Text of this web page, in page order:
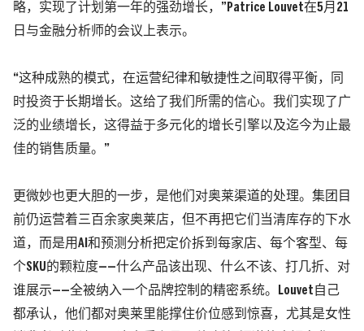
略，实现了计划第一年的强劲增长，”Patrice Louvet在5月21
日与金融分析师的会议上表示。
“这种成熟的模式，在运营纪律和敏捷性之间取得平衡，同
时投资于长期增长。这给了我们所需的信心。我们实现了广
泛的业绩增长，这得益于多元化的增长引擎以及迄今为止最
佳的销售质量。”
更微妙也更大胆的一步，是他们对奥莱渠道的处理。集团目
前仍运营着三百余家奥莱店，但不再把它们当清库存的下水
道，而是用AI和预测分析把定价拆到每家店、每个客型、每
个SKU的颗粒度——什么产品该出现、什么不该、打几折、对
谁展示——全被纳入一个品牌控制的精密系统。Louvet自己
都承认，他们都对奥莱里能撑住价位感到惊喜，尤其是女性